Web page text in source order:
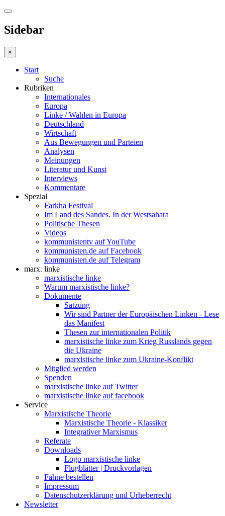
Sidebar
×
Start
Suche
Rubriken
Internationales
Europa
Linke / Wahlen in Europa
Deutschland
Wirtschaft
Aus Bewegungen und Parteien
Analysen
Meinungen
Literatur und Kunst
Interviews
Kommentare
Spezial
Farkha Festival
Im Land des Sandes. In der Westsahara
Politische Thesen
Videos
kommunistentv auf YouTube
kommunisten.de auf Facebook
kommunisten.de auf Telegram
marx. linke
marxistische linke
Warum marxistische linke?
Dokumente
Satzung
Wir sind Partner der Europäischen Linken - Lese
das Manifest
Thesen zur internationalen Politik
marxistische linke zum Krieg Russlands gegen
die Ukraine
marxistische linke zum Ukraine-Konflikt
Mitglied werden
Spenden
marxistische linke auf Twitter
marxistische linke auf facebook
Service
Marxistische Theorie
Marxistische Theorie - Klassiker
Integrativer Marxismus
Referate
Downloads
Logo marxistische linke
Flugblätter | Druckvorlagen
Fahne bestellen
Impressum
Datenschutzerklärung und Urheberrecht
Newsletter